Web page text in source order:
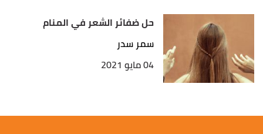
حل ضفائر الشعر في المنام
سمر سدر
04 مايو 2021